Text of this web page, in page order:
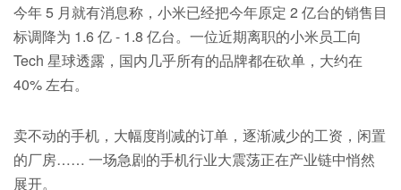
今年 5 月就有消息称，小米已经把今年原定 2 亿台的销售目
标调降为 1.6 亿 - 1.8 亿台。一位近期离职的小米员工向
Tech 星球透露，国内几乎所有的品牌都在砍单，大约在
40% 左右。
卖不动的手机，大幅度削减的订单，逐渐减少的工资，闲置
的厂房…… 一场急剧的手机行业大震荡正在产业链中悄然
展开。